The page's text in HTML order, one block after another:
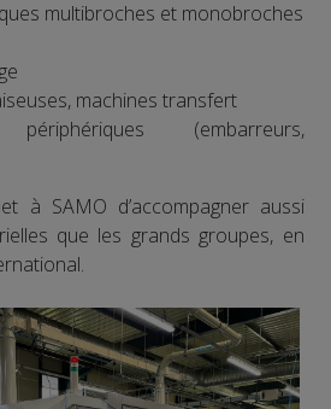
multibroches et monobroches
machines transfert
périphériques (embarreurs,
à SAMO d’accompagner aussi
que les grands groupes, en